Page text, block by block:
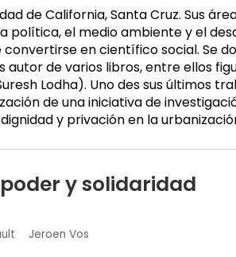
Masculino
de California, Santa Cruz. Sus
el medio ambiente y el
en científico social. Se
autor de varios libros, entre ellos
Lodha). Uno des sus últimos
de una iniciativa de
y privación en la
y solidaridad
Jeroen Vos